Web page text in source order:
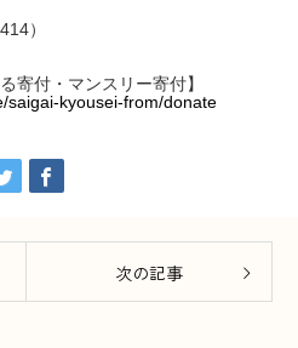
）
寄付・マンスリー寄付】
saigai-kyousei-from/donate
次の記事